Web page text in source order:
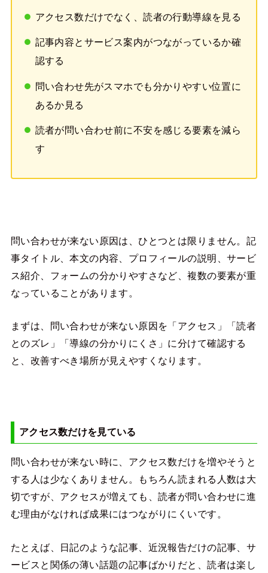
アクセス数だけでなく、読者の行動導線を見る
記事内容とサービス案内がつながっているか確
認する
問い合わせ先がスマホでも分かりやすい位置に
あるか見る
読者が問い合わせ前に不安を感じる要素を減ら
す
問い合わせが来ない原因は、ひとつとは限りません。記
事タイトル、本文の内容、プロフィールの説明、サービ
ス紹介、フォームの分かりやすさなど、複数の要素が重
なっていることがあります。
まずは、問い合わせが来ない原因を「アクセス」「読者
とのズレ」「導線の分かりにくさ」に分けて確認する
と、改善すべき場所が見えやすくなります。
アクセス数だけを見ている
問い合わせが来ない時に、アクセス数だけを増やそうと
する人は少なくありません。もちろん読まれる人数は大
切ですが、アクセスが増えても、読者が問い合わせに進
む理由がなければ成果にはつながりにくいです。
たとえば、日記のような記事、近況報告だけの記事、サ
ービスと関係の薄い話題の記事ばかりだと、読者は楽し